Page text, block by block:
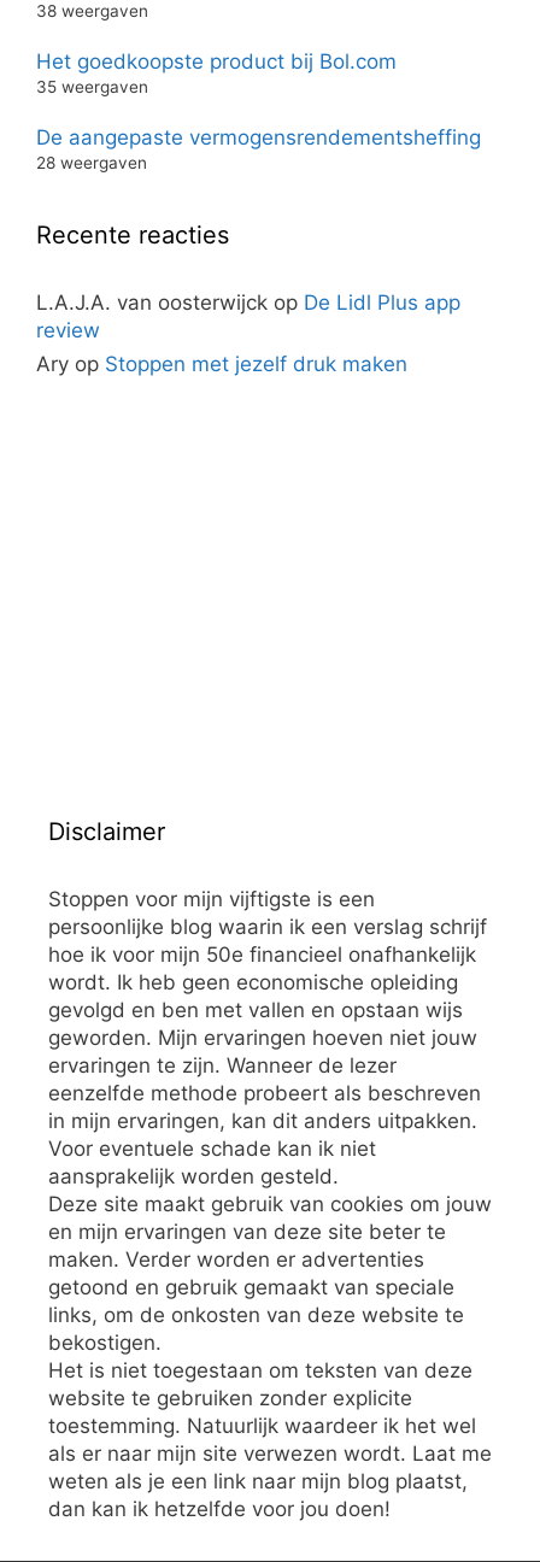
38 weergaven
Het goedkoopste product bij Bol.com
35 weergaven
De aangepaste vermogensrendementsheffing
28 weergaven
Recente reacties
L.A.J.A. van oosterwijck op De Lidl Plus app
review
Ary op Stoppen met jezelf druk maken
Disclaimer
Stoppen voor mijn vijftigste is een
persoonlijke blog waarin ik een verslag schrijf
hoe ik voor mijn 50e financieel onafhankelijk
wordt. Ik heb geen economische opleiding
gevolgd en ben met vallen en opstaan wijs
geworden. Mijn ervaringen hoeven niet jouw
ervaringen te zijn. Wanneer de lezer
eenzelfde methode probeert als beschreven
in mijn ervaringen, kan dit anders uitpakken.
Voor eventuele schade kan ik niet
aansprakelijk worden gesteld.
Deze site maakt gebruik van cookies om jouw
en mijn ervaringen van deze site beter te
maken. Verder worden er advertenties
getoond en gebruik gemaakt van speciale
links, om de onkosten van deze website te
bekostigen.
Het is niet toegestaan om teksten van deze
website te gebruiken zonder explicite
toestemming. Natuurlijk waardeer ik het wel
als er naar mijn site verwezen wordt. Laat me
weten als je een link naar mijn blog plaatst,
dan kan ik hetzelfde voor jou doen!